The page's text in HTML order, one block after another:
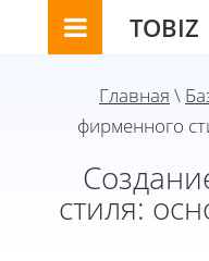
TOBIZ
Главная \
фирменного
стиля: